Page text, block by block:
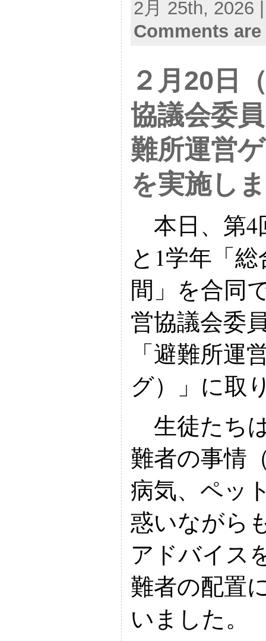
2月 25th, 2026
Comments
２月20日
協議会委
難所運営
を実施し
本日、第4
と1学年「
間」を合同
営協議会委
「避難所運
グ）」に取
生徒たち
難者の事情
病気、ペッ
惑いながら
アドバイス
難者の配置
いました。